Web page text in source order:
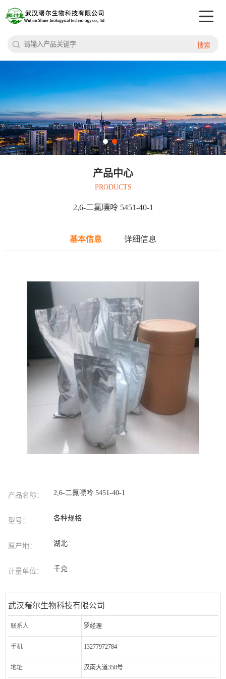
搜索
产品中心
PRODUCTS
2,6-二氯嘌呤 5451-40-1
基本信息 详细信息
产品名称： 2,6-二氯嘌呤 5451-40-1
型号： 各种规格
原产地： 湖北
计量单位： 千克
武汉曙尔生物科技有限公司
联系人 罗经理
手机 13277972784
地址 汉南大道358号